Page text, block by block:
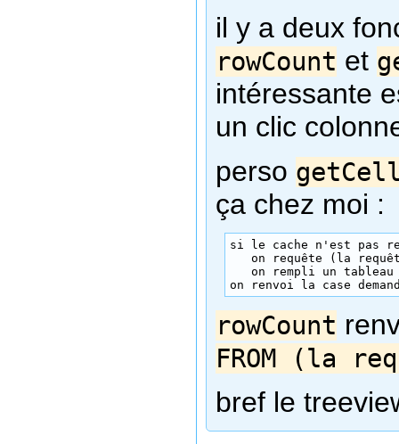
il y a deux
rowCount et
intéressante
un clic
perso
ça chez moi :
si le cache n'est pas
on requête (la
on rempli un
on renvoi la case
rowCount
FROM (la
bref le